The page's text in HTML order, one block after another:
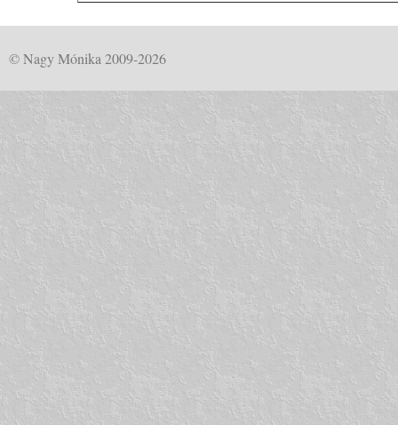
© Nagy Mónika 2009-2026